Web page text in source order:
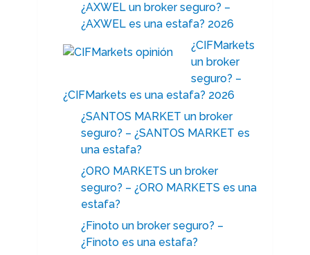
¿AXWEL un broker seguro? –
¿AXWEL es una estafa? 2026
¿CIFMarkets
un broker
seguro? –
¿CIFMarkets es una estafa? 2026
¿SANTOS MARKET un broker
seguro? – ¿SANTOS MARKET es
una estafa?
¿ORO MARKETS un broker
seguro? – ¿ORO MARKETS es una
estafa?
¿Finoto un broker seguro? –
¿Finoto es una estafa?